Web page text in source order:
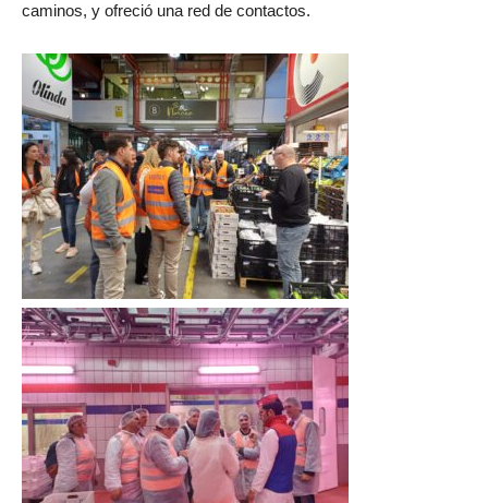
caminos, y ofreció una red de contactos.